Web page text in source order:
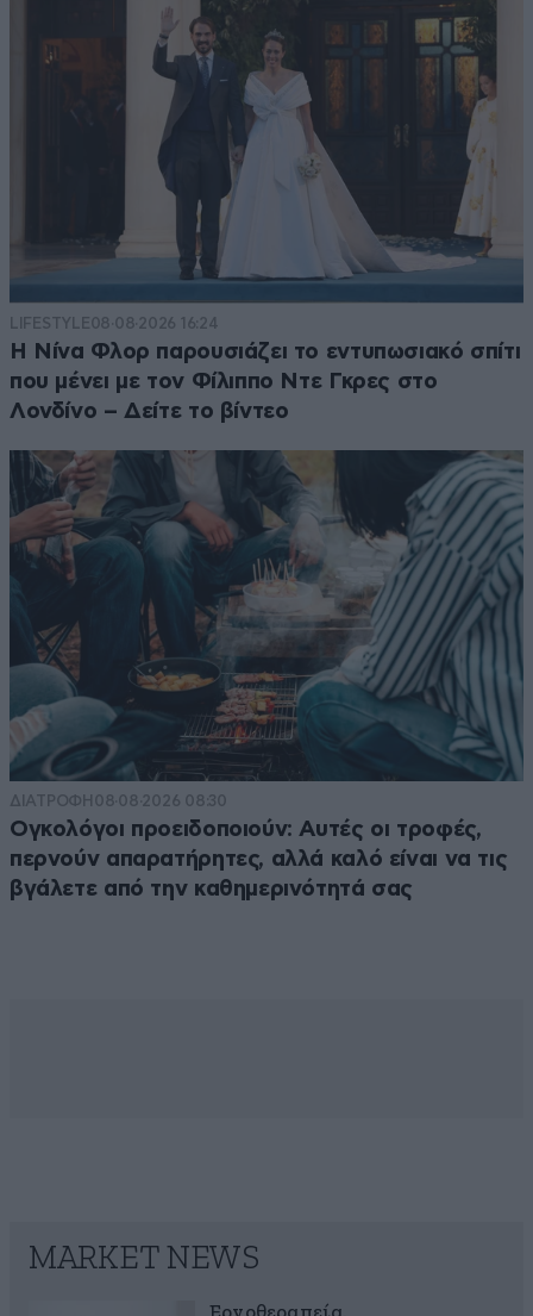
LIFESTYLE08·08·2026 16:24
Η Νίνα Φλορ παρουσιάζει το εντυπωσιακό σπίτι
που μένει με τον Φίλιππο Ντε Γκρες στο
Λονδίνο – Δείτε το βίντεο
ΔΙΑΤΡΟΦΗ 08·08·2026 08:30
Ογκολόγοι προειδοποιούν: Αυτές οι τροφές,
περνούν απαρατήρητες, αλλά καλό είναι να τις
βγάλετε από την καθημερινότητά σας
MARKET NEWS